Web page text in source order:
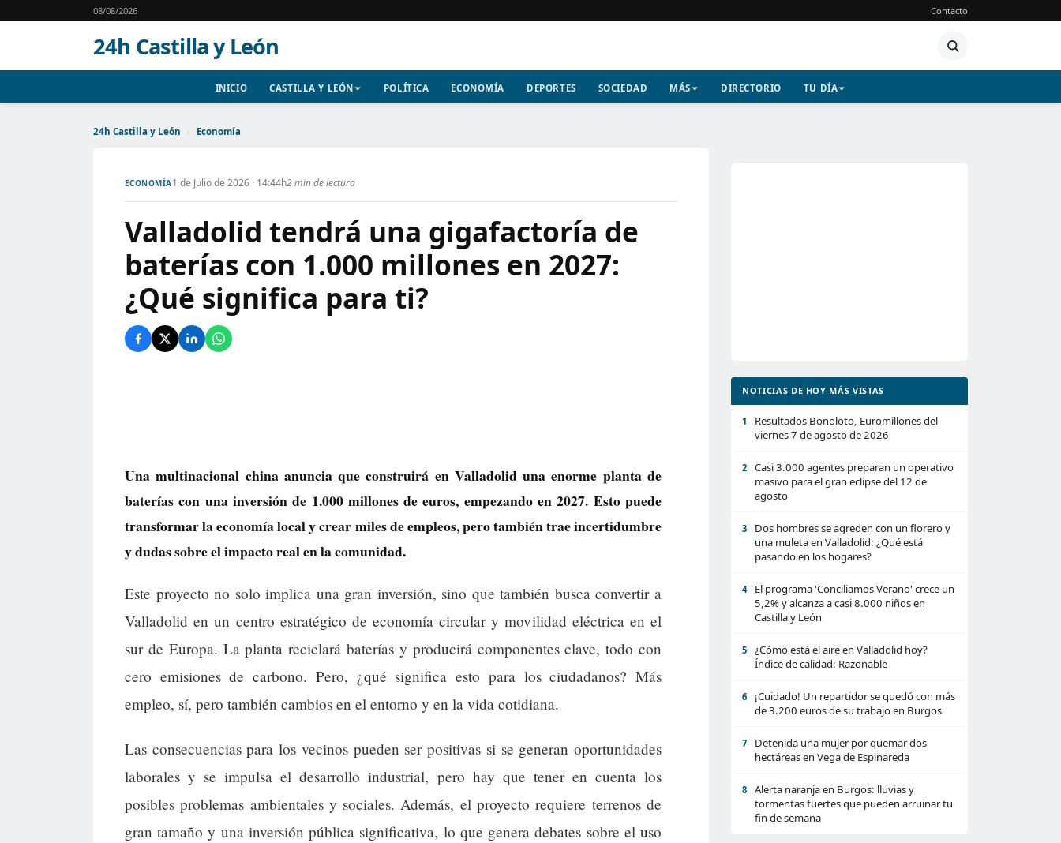
08/08/2026 Contacto
24h Castilla y León
INICIO CASTILLA Y LEÓN POLÍTICA ECONOMÍA DEPORTES SOCIEDAD MÁS DIRECTORIO TU DÍA
24h Castilla y León › Economía
ECONOMÍA1 de Julio de 2026 · 14:44h2 min de lectura
Valladolid tendrá una gigafactoría de
baterías con 1.000 millones en 2027:
¿Qué significa para ti?
Una multinacional china anuncia que construirá en Valladolid una enorme planta de
baterías con una inversión de 1.000 millones de euros, empezando en 2027. Esto puede
transformar la economía local y crear miles de empleos, pero también trae incertidumbre
y dudas sobre el impacto real en la comunidad.
Este proyecto no solo implica una gran inversión, sino que también busca convertir a
Valladolid en un centro estratégico de economía circular y movilidad eléctrica en el
sur de Europa. La planta reciclará baterías y producirá componentes clave, todo con
cero emisiones de carbono. Pero, ¿qué significa esto para los ciudadanos? Más
empleo, sí, pero también cambios en el entorno y en la vida cotidiana.
Las consecuencias para los vecinos pueden ser positivas si se generan oportunidades
laborales y se impulsa el desarrollo industrial, pero hay que tener en cuenta los
posibles problemas ambientales y sociales. Además, el proyecto requiere terrenos de
gran tamaño y una inversión pública significativa, lo que genera debates sobre el uso
NOTICIAS DE HOY MÁS VISTAS
1
Resultados Bonoloto, Euromillones del
viernes 7 de agosto de 2026
2
Casi 3.000 agentes preparan un operativo
masivo para el gran eclipse del 12 de
agosto
3
Dos hombres se agreden con un florero y
una muleta en Valladolid: ¿Qué está
pasando en los hogares?
4
El programa 'Conciliamos Verano' crece un
5,2% y alcanza a casi 8.000 niños en
Castilla y León
5
¿Cómo está el aire en Valladolid hoy?
Índice de calidad: Razonable
6
¡Cuidado! Un repartidor se quedó con más
de 3.200 euros de su trabajo en Burgos
7
Detenida una mujer por quemar dos
hectáreas en Vega de Espinareda
8
Alerta naranja en Burgos: lluvias y
tormentas fuertes que pueden arruinar tu
fin de semana